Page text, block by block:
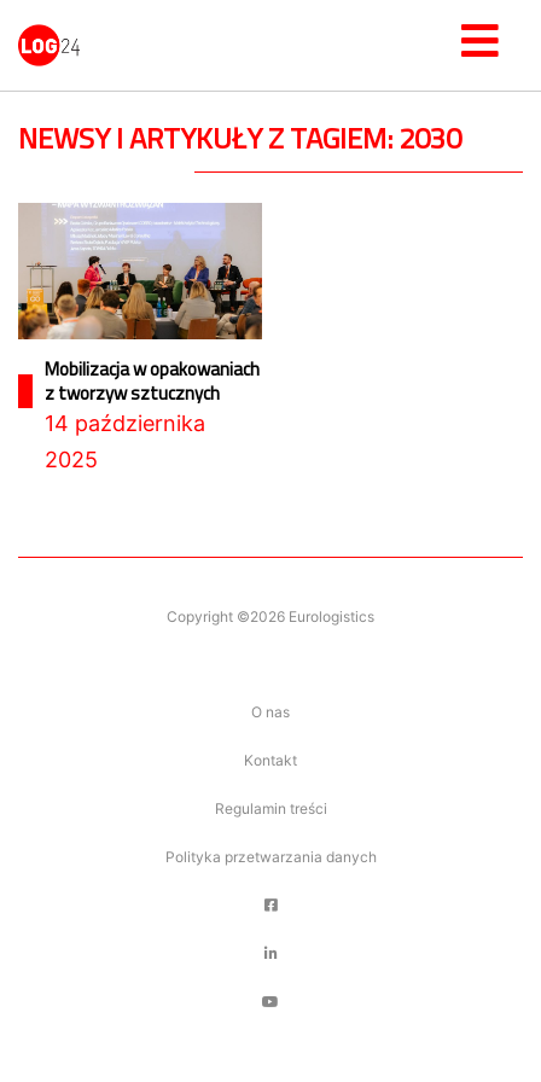
NEWSY I ARTYKUŁY Z TAGIEM: 2030
Mobilizacja w opakowaniach
z tworzyw sztucznych
14 października
2025
Copyright ©2026 Eurologistics
O nas
Kontakt
Regulamin treści
Polityka przetwarzania danych